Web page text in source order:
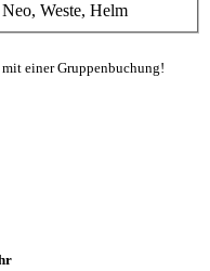
Weste, Helm
einer Gruppenbuchung!